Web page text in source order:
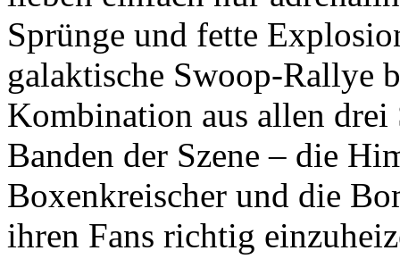
Sprünge und fette
galaktische Swoop-Rallye
Kombination aus allen
Banden der Szene – die
Boxenkreischer und die
ihren Fans richtig